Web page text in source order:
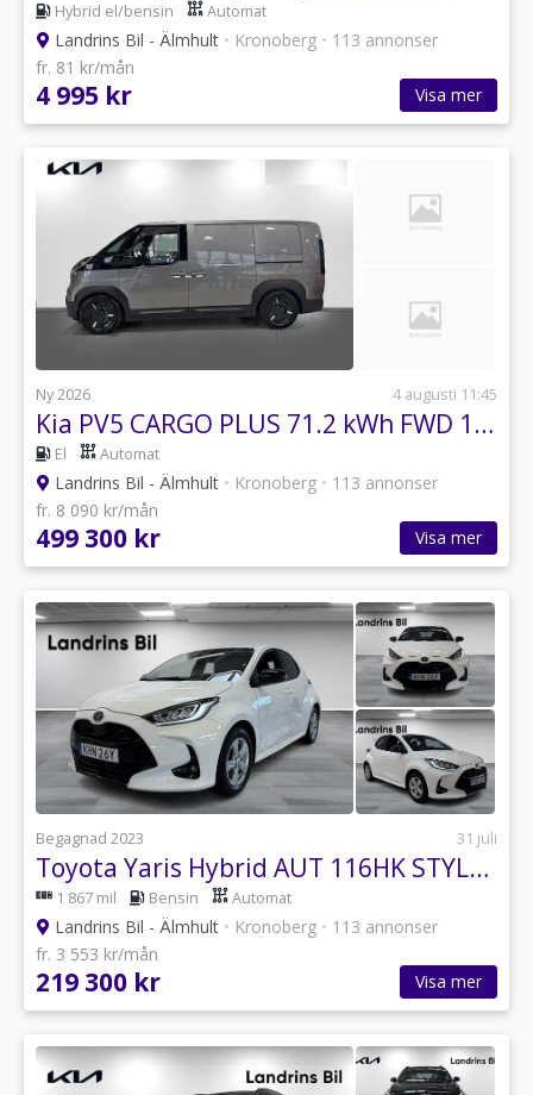
Hybrid el/bensin Automat
Landrins Bil - Älmhult • Kronoberg • 113 annonser
fr. 81 kr/mån
4 995 kr Visa mer
Ny 2026 4 augusti 11:45
Kia PV5 CARGO PLUS 71.2 kWh FWD 163hk
El Automat
Landrins Bil - Älmhult • Kronoberg • 113 annonser
fr. 8 090 kr/mån
499 300 kr Visa mer
Begagnad 2023 31 juli
Toyota Yaris Hybrid AUT 116HK STYLE *GPS*Backkamera*V-Hjul*
1 867 mil Bensin Automat
Landrins Bil - Älmhult • Kronoberg • 113 annonser
fr. 3 553 kr/mån
219 300 kr Visa mer